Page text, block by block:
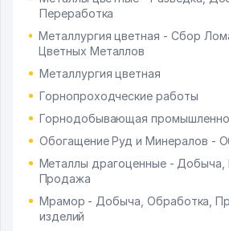
Переработка
Металлургия цветная - Сбор
Цветных Металлов
Металлургия цветная
Горнопроходческие работы
Горнодобывающая
Обогащение Руд и Минералов -
Металлы драгоценные - Добыча,
Продажа
Мрамор - Добыча, Обработка,
изделий